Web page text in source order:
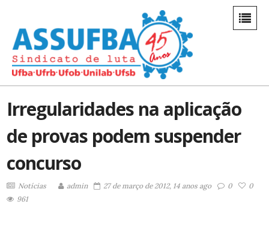
Irregularidades na aplicação
de provas podem suspender
concurso
Notícias admin 27 de março de 2012, 14 anos ago 0
0
961